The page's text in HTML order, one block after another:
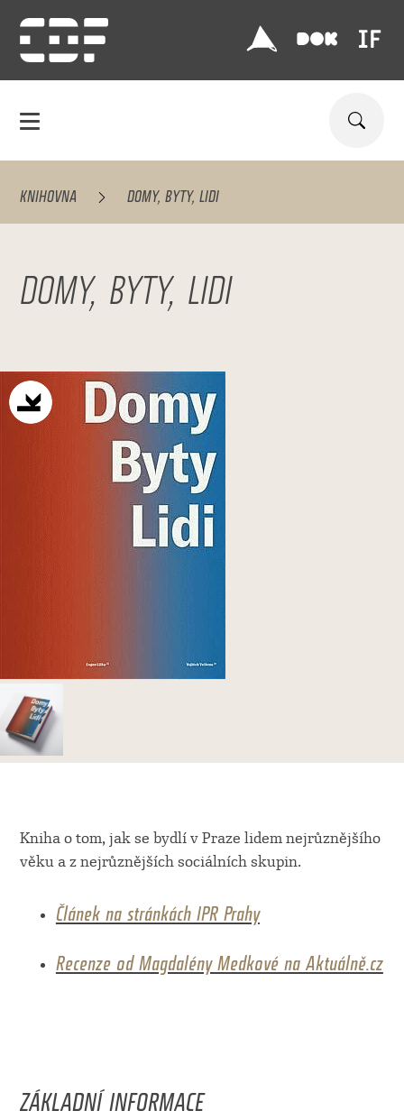
KNIHOVNA DOMY, BYTY, LIDI
DOMY, BYTY, LIDI
Kniha o tom, jak se bydlí v Praze lidem nejrůznějšího
věku a z nejrůznějších sociálních skupin.
Článek na stránkách IPR Prahy
Recenze od Magdalény Medkové na Aktuálně.cz
ZÁKLADNÍ INFORMACE